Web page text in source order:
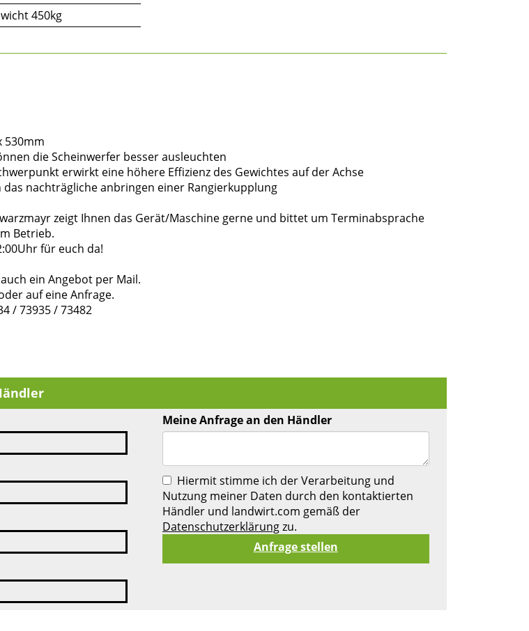
450kg
530mm
die Scheinwerfer besser ausleuchten
erwirkt eine höhere Effizienz des Gewichtes auf der Achse
nachträgliche anbringen einer Rangierkupplung
zeigt Ihnen das Gerät/Maschine gerne und bittet um Terminabsprache
Betrieb.
für euch da!
ein Angebot per Mail.
auf eine Anfrage.
/ 73935 / 73482
Meine Anfrage an den Händler
Hiermit stimme ich der Verarbeitung und
Nutzung meiner Daten durch den kontaktierten
Händler und landwirt.com gemäß der
Datenschutzerklärungzu.